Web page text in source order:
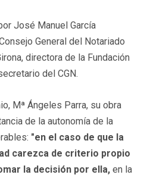
José Manuel García
General del Notariado
directora de la Fundación
del CGN.
Mª Ángeles Parra, su obra
de la autonomía de la
"en el caso de que la
carezca de criterio propio
la decisión por ella, en la